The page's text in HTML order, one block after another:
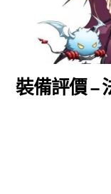
裝備評價 –